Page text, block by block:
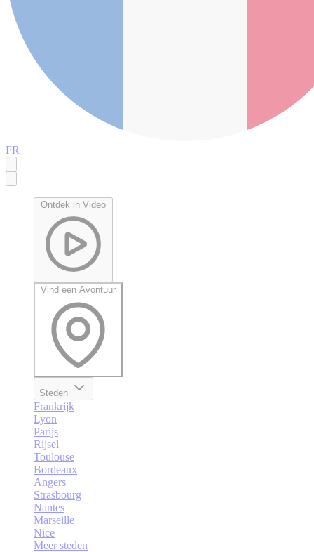
FR
Ontdek in Video
Vind een Avontuur
Steden
Frankrijk
Lyon
Parijs
Rijsel
Toulouse
Bordeaux
Angers
Strasbourg
Nantes
Marseille
Nice
Meer steden